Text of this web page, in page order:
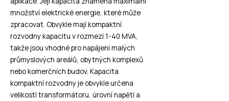
množství elektrické energie, které může
zpracovat. Obvykle mají kompaktní
rozvodny kapacitu v rozmezí 1-40 MVA,
takže jsou vhodné pro napájení malých
průmyslových areálů, obytných komplexů
nebo komerčních budov. Kapacita
kompaktní rozvodny je obvykle určena
velikostí transformátoru, úrovní napětí a